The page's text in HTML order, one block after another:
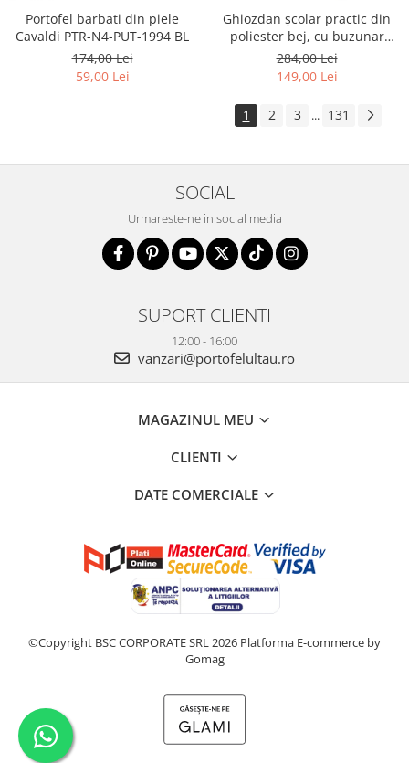
Portofel barbati din piele
Cavaldi PTR-N4-PUT-1994 BL
174,00 Lei
59,00 Lei
Ghiozdan școlar practic din
poliester bej, cu buzunar
suplimentar și spațiu pentru
o sticlă de apă - Peterson PTR-
PTN 8610-1341 BEIGE
284,00 Lei
149,00 Lei
1 2 3 ... 131
SOCIAL
Urmareste-ne in social media
SUPORT CLIENTI
12:00 - 16:00
vanzari@portofelultau.ro
MAGAZINUL MEU
CLIENTI
DATE COMERCIALE
©Copyright BSC CORPORATE SRL 2026 Platforma E-commerce by
Gomag